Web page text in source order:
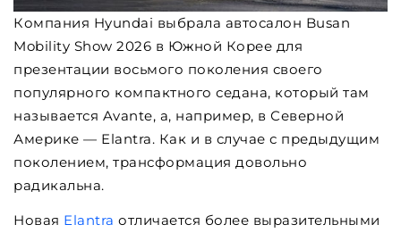
Компания Hyundai выбрала автосалон Busan
Mobility Show 2026 в Южной Корее для
презентации восьмого поколения своего
популярного компактного седана, который там
называется Avante, а, например, в Северной
Америке — Elantra. Как и в случае с предыдущим
поколением, трансформация довольно
радикальна.
Новая Elantra отличается более выразительными